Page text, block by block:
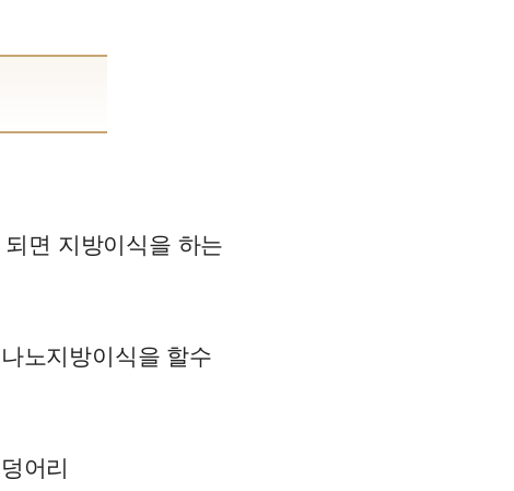
면 지방이식을 하는
노지방이식을 할수
어리